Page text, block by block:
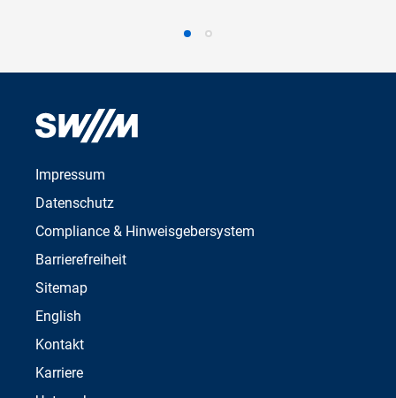
Impressum
Datenschutz
Compliance & Hinweisgebersystem
Barrierefreiheit
Sitemap
English
Kontakt
Karriere